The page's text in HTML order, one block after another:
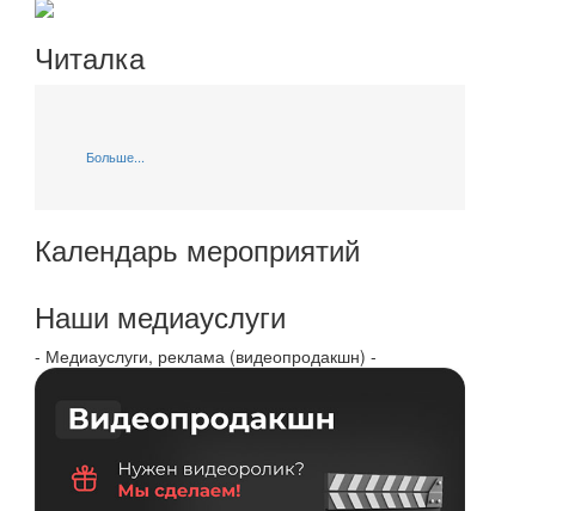
Читалка
Больше...
Календарь мероприятий
Наши медиауслуги
- Медиауслуги, реклама (видеопродакшн) -